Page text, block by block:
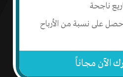
ناجحة
على نسبة من الأرباح
الآن مجاناً